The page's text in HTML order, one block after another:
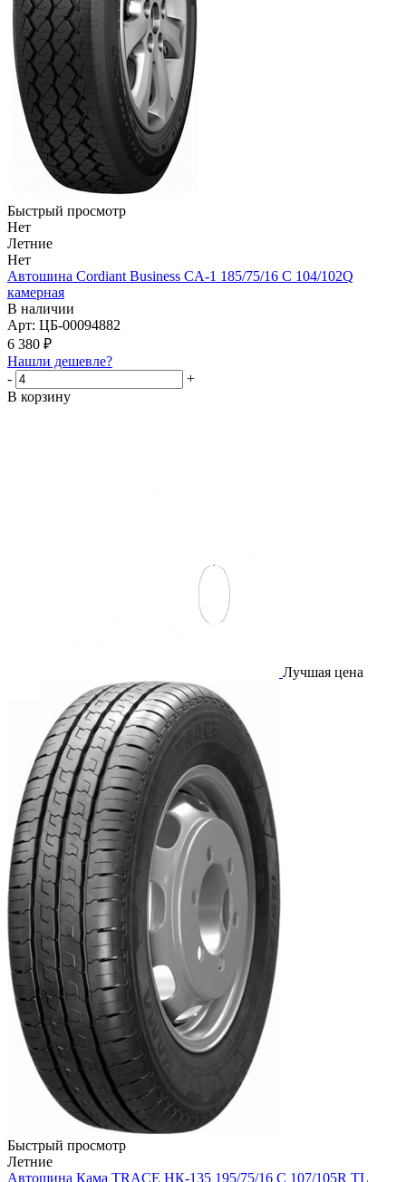
Быстрый просмотр
Нет
Летние
Нет
Автошина Cordiant Business CА-1 185/75/16 C 104/102Q
камерная
В наличии
Арт: ЦБ-00094882
6 380 ₽
Нашли дешевле?
-
+
В корзину
Лучшая цена
Быстрый просмотр
Летние
Автошина Кама TRACE НК-135 195/75/16 С 107/105R TL